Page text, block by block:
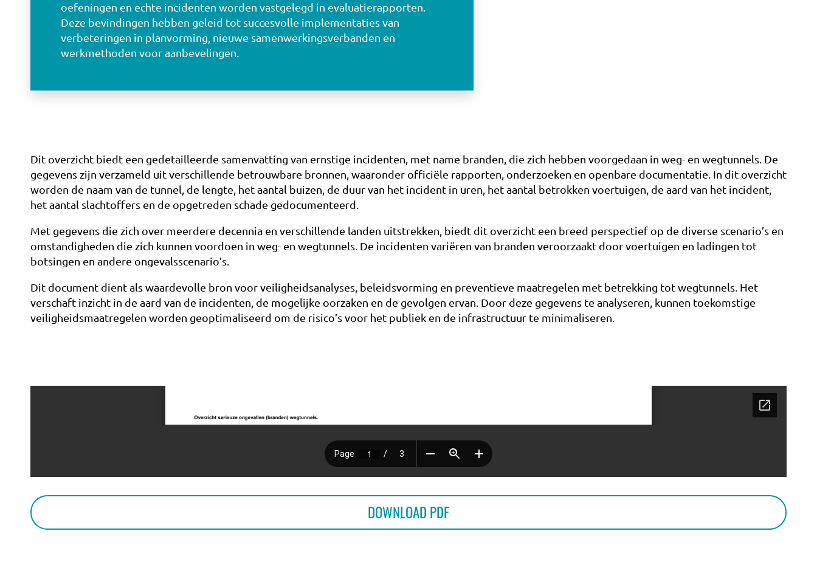
OVER
oefeningen en echte incidenten worden vastgelegd in evaluatierapporten.
Deze bevindingen hebben geleid tot succesvolle implementaties van
verbeteringen in planvorming, nieuwe samenwerkingsverbanden en
werkmethoden voor aanbevelingen.
Dit overzicht biedt een gedetailleerde samenvatting van ernstige incidenten, met name branden, die zich hebben voorgedaan in weg- en wegtunnels. De
gegevens zijn verzameld uit verschillende betrouwbare bronnen, waaronder officiële rapporten, onderzoeken en openbare documentatie. In dit overzicht
worden de naam van de tunnel, de lengte, het aantal buizen, de duur van het incident in uren, het aantal betrokken voertuigen, de aard van het incident,
het aantal slachtoffers en de opgetreden schade gedocumenteerd.
Met gegevens die zich over meerdere decennia en verschillende landen uitstrekken, biedt dit overzicht een breed perspectief op de diverse scenario’s en
omstandigheden die zich kunnen voordoen in weg- en wegtunnels. De incidenten variëren van branden veroorzaakt door voertuigen en ladingen tot
botsingen en andere ongevalsscenario’s.
Dit document dient als waardevolle bron voor veiligheidsanalyses, beleidsvorming en preventieve maatregelen met betrekking tot wegtunnels. Het
verschaft inzicht in de aard van de incidenten, de mogelijke oorzaken en de gevolgen ervan. Door deze gegevens te analyseren, kunnen toekomstige
veiligheidsmaatregelen worden geoptimaliseerd om de risico’s voor het publiek en de infrastructuur te minimaliseren.
DOWNLOAD PDF